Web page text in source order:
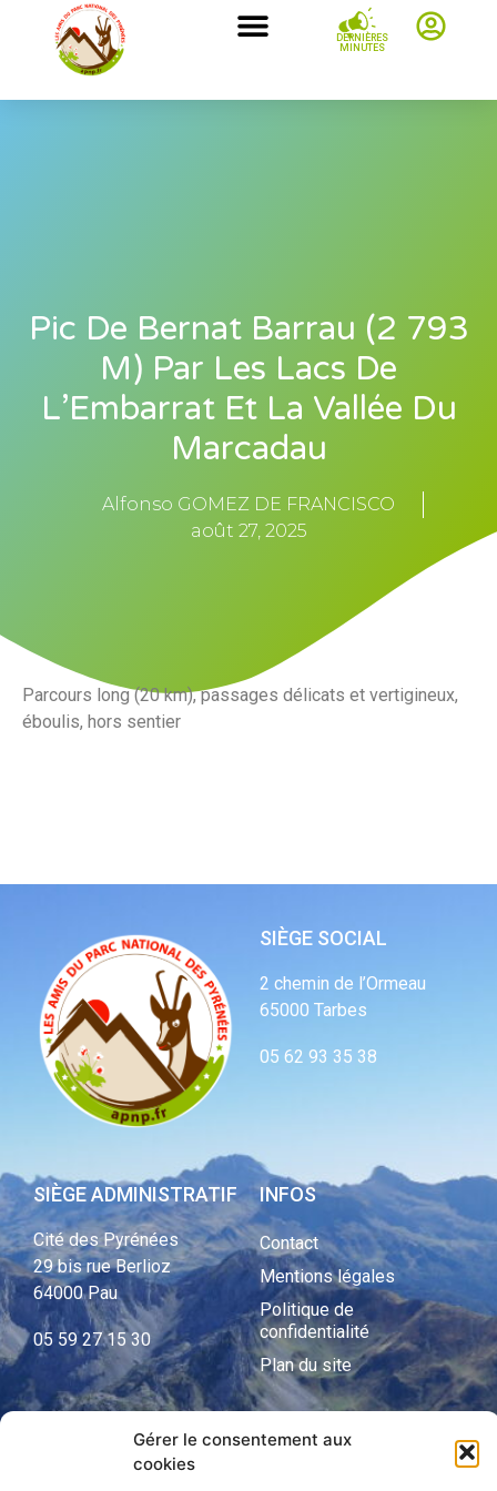
Gérer le consentement aux
cookies
DERNIÈRES
MINUTES
Pic De Bernat Barrau (2 793
M) Par Les Lacs De
L’Embarrat Et La Vallée Du
Marcadau
Alfonso GOMEZ DE FRANCISCO
août 27, 2025
Parcours long (20 km), passages délicats et vertigineux,
éboulis, hors sentier
SIÈGE SOCIAL
2 chemin de l’Ormeau
65000 Tarbes
05 62 93 35 38
SIÈGE ADMINISTRATIF
Cité des Pyrénées
29 bis rue Berlioz
64000 Pau
05 59 27 15 30
INFOS
Contact
Mentions légales
Politique de
confidentialité
Plan du site